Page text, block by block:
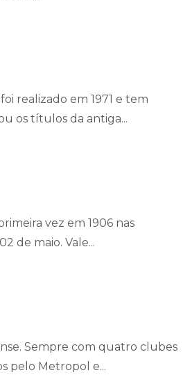
realizado em 1971 e tem
os títulos da antiga...
vez em 1906 nas
de maio. Vale...
Sempre com quatro clubes
pelo Metropol e...